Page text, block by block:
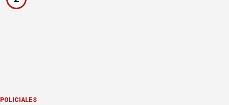
POLICIALES